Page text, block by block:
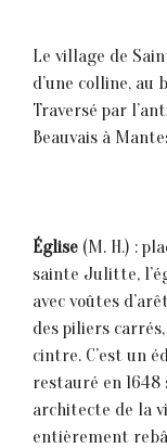
Le village de
d’une colline, au
Traversé par
Beauvais à
Église (M. H.) :
sainte Julitte,
avec voûtes
des piliers
cintre. C’est un
restauré en
architecte de la
entièrement